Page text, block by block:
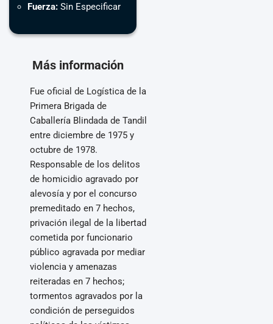
Fuerza: Sin Especificar
Más información
Fue oficial de Logística de la
Primera Brigada de
Caballería Blindada de Tandil
entre diciembre de 1975 y
octubre de 1978.
Responsable de los delitos
de homicidio agravado por
alevosía y por el concurso
premeditado en 7 hechos,
privación ilegal de la libertad
cometida por funcionario
público agravada por mediar
violencia y amenazas
reiteradas en 7 hechos;
tormentos agravados por la
condición de perseguidos